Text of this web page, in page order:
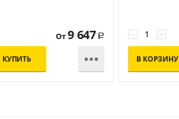
От9 647 Р
КУПИТЬ 
+
−
В КОРЗИНУ